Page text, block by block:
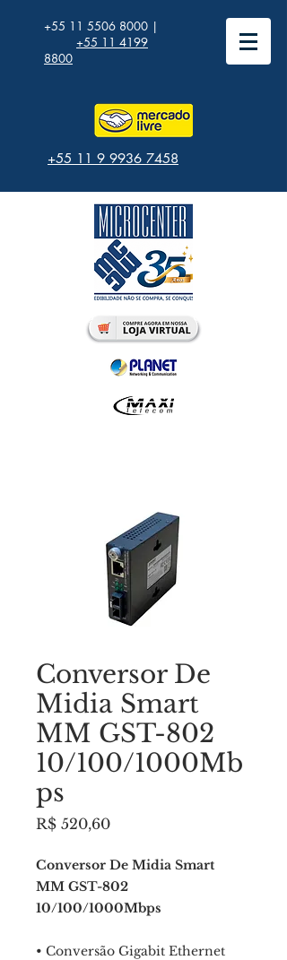
+55 11 5506 8000 |
+55 11 4199
8800
+55 11 9 9936 7458
Conversor De
Midia Smart
MM GST-802
10/100/1000Mb
ps
R$ 520,60Preço
Conversor De Midia Smart
MM GST-802
10/100/1000Mbps
• Conversão Gigabit Ethernet